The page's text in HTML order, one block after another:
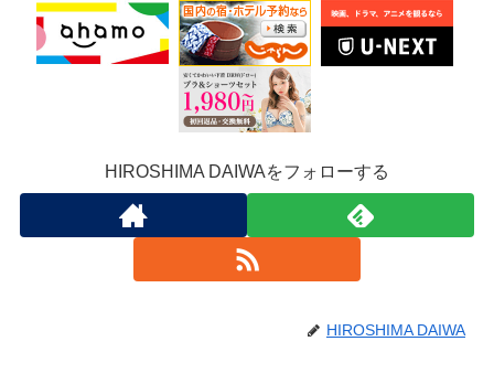
HIROSHIMA DAIWAをフォローする
HIROSHIMA DAIWA